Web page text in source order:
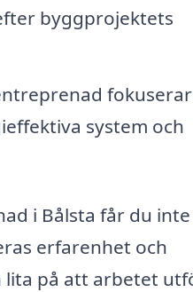
byggprojektets
system och
i Bålsta får du
erfarenhet och
lita på att arbetet